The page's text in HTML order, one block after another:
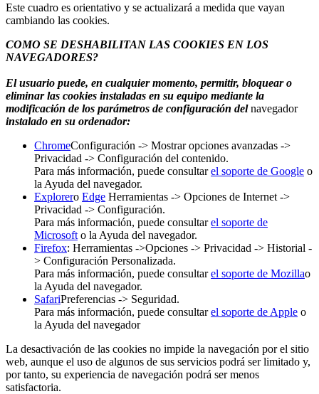
Este cuadro es orientativo y se actualizará a medida que vayan
cambiando las cookies.
COMO SE DESHABILITAN LAS COOKIES EN LOS
NAVEGADORES?
El usuario puede, en cualquier momento, permitir, bloquear o
eliminar las cookies instaladas en su equipo mediante la
modificación de los parámetros de configuración delnavegador
instalado en su ordenador:
ChromeConfiguración -> Mostrar opciones avanzadas ->
Privacidad -> Configuración del contenido.
Para más información, puede consultarel soporte de Google o
la Ayuda del navegador.
Explorero Edge Herramientas -> Opciones de Internet ->
Privacidad -> Configuración.
Para más información, puede consultarel soporte de
Microsoft o la Ayuda del navegador.
Firefox: Herramientas ->Opciones -> Privacidad -> Historial -
> Configuración Personalizada.
Para más información, puede consultarel soporte de Mozillao
la Ayuda del navegador.
SafariPreferencias -> Seguridad.
Para más información, puede consultarel soporte de Apple o
la Ayuda del navegador
La desactivación de las cookies no impide la navegación por el sitio
web, aunque el uso de algunos de sus servicios podrá ser limitado y,
por tanto, su experiencia de navegación podrá ser menos
satisfactoria.